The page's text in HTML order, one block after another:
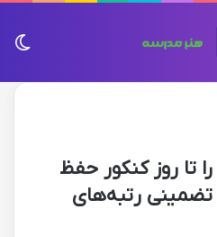
تا روز کنکور حفظ
رتبه‌های